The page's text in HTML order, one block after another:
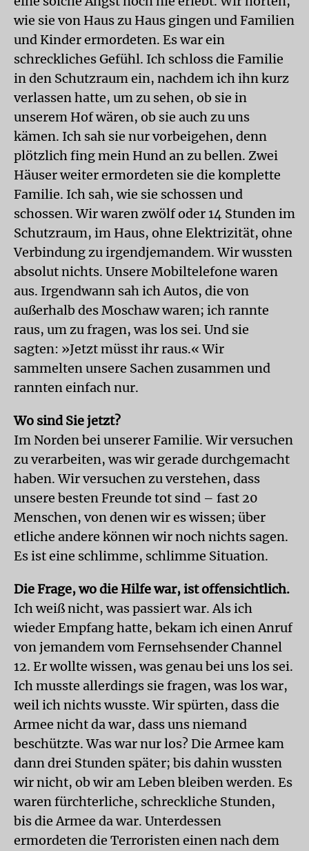
wie sie von Haus zu Haus gingen und Familien
und Kinder ermordeten. Es war ein
schreckliches Gefühl. Ich schloss die Familie
in den Schutzraum ein, nachdem ich ihn kurz
verlassen hatte, um zu sehen, ob sie in
unserem Hof wären, ob sie auch zu uns
kämen. Ich sah sie nur vorbeigehen, denn
plötzlich fing mein Hund an zu bellen. Zwei
Häuser weiter ermordeten sie die komplette
Familie. Ich sah, wie sie schossen und
schossen. Wir waren zwölf oder 14 Stunden im
Schutzraum, im Haus, ohne Elektrizität, ohne
Verbindung zu irgendjemandem. Wir wussten
absolut nichts. Unsere Mobiltelefone waren
aus. Irgendwann sah ich Autos, die von
außerhalb des Moschaw waren; ich rannte
raus, um zu fragen, was los sei. Und sie
sagten: »Jetzt müsst ihr raus.« Wir
sammelten unsere Sachen zusammen und
rannten einfach nur.
Wo sind Sie jetzt?
Im Norden bei unserer Familie. Wir versuchen
zu verarbeiten, was wir gerade durchgemacht
haben. Wir versuchen zu verstehen, dass
unsere besten Freunde tot sind – fast 20
Menschen, von denen wir es wissen; über
etliche andere können wir noch nichts sagen.
Es ist eine schlimme, schlimme Situation.
Die Frage, wo die Hilfe war, ist offensichtlich.
Ich weiß nicht, was passiert war. Als ich
wieder Empfang hatte, bekam ich einen Anruf
von jemandem vom Fernsehsender Channel
12. Er wollte wissen, was genau bei uns los sei.
Ich musste allerdings sie fragen, was los war,
weil ich nichts wusste. Wir spürten, dass die
Armee nicht da war, dass uns niemand
beschützte. Was war nur los? Die Armee kam
dann drei Stunden später; bis dahin wussten
wir nicht, ob wir am Leben bleiben werden. Es
waren fürchterliche, schreckliche Stunden,
bis die Armee da war. Unterdessen
ermordeten die Terroristen einen nach dem